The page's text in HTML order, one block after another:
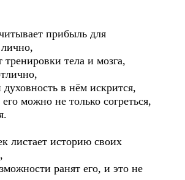
прибыль для
тренировки тела и мозга,
духовность в нём искрится,
можно не только согреться,
листает историю своих
ранят его, и это не